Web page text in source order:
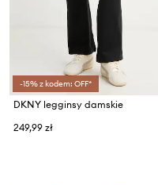
-15% z kodem: OFF*
DKNY legginsy damskie
249,99 zł